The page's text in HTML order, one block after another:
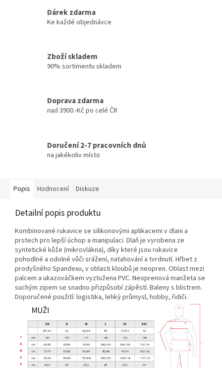
Dárek zdarma
Ke každé objednávce
Zboží skladem
90% sortimentu skladem
Doprava zdarma
nad 3900.-Kč po celé ČR
Doručení 2-7 pracovních dnů
na jakékoliv místo
Popis Hodnocení Diskuze
Detailní popis produktu
Kombinované rukavice se silikonovými aplikacemi v dlani a
prstech pro lepší úchop a manipulaci. Dlaň je vyrobena ze
syntetické kůže (mikrovlákna), díky které jsou rukavice
pohodlné a odolné vůči srážení, natahování a tvrdnutí. Hřbet z
prodyšného Spandexu, v oblasti kloubů je neopren. Oblast mezi
palcem a ukazováčkem vyztužena PVC. Neoprenová manžeta se
suchým zipem se snadno přizpůsobí zápěstí. Baleny s blistrem.
Doporučené použití: logistika, lehký průmysl, hobby, řidiči.